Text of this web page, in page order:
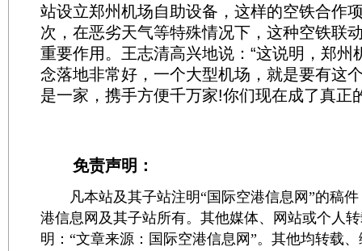
站设立郑州机场自助设备，这样的空铁合作
次，在恶劣天气等特殊情况下，这种空铁联
重要作用。王志清高兴地说：“这说明，郑州
念落地非常好，一个大型机场，就是要有这
是一家，携手方便千万家!你们现在成了真正
免责声明：
凡本站及其子站注明“国际空港信息网”的稿件
港信息网及其子站所有。其他媒体、网站或个人
明：“文章来源：国际空港信息网”。其他均转载